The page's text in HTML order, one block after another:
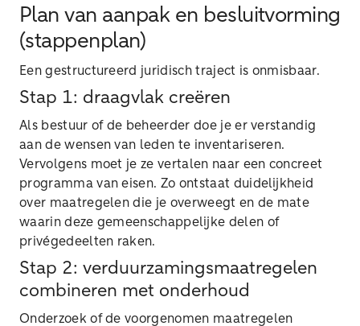
Plan van aanpak en besluitvorming
(stappenplan)
Een gestructureerd juridisch traject is onmisbaar.
Stap 1: draagvlak creëren
Als bestuur of de beheerder doe je er verstandig
aan de wensen van leden te inventariseren.
Vervolgens moet je ze vertalen naar een concreet
programma van eisen. Zo ontstaat duidelijkheid
over maatregelen die je overweegt en de mate
waarin deze gemeenschappelijke delen of
privégedeelten raken.
Stap 2: verduurzamingsmaatregelen
combineren met onderhoud
Onderzoek of de voorgenomen maatregelen